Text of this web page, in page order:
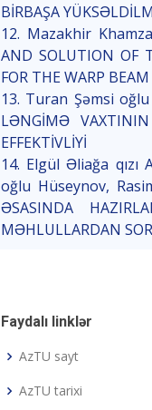
BİRBAŞA
12. Mazakhir
AND SOLUTION OF
FOR THE WARP
13. Turan Şəmsi
LƏNGİMƏ
EFFEKTİVLİYİ
14. Elgül Əliağa qızı
oğlu Hüseynov,
ƏSASINDA
MƏHLULLARDAN
Faydalı linklər
AzTU sayt
AzTU tarixi